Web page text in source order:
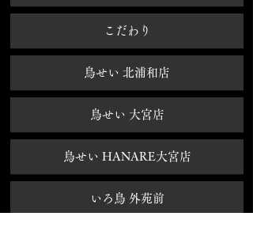
​こだわり
鳥せい 北浦和店
鳥せい 大宮店
鳥せい HANARE大宮店
いろ鳥 外苑前